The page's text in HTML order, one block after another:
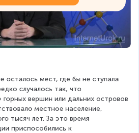
осталось мест, где бы не ступала
случалось так, что
горных вершин или дальних островов
местное население,
тысяч лет. За это время
приспособились к